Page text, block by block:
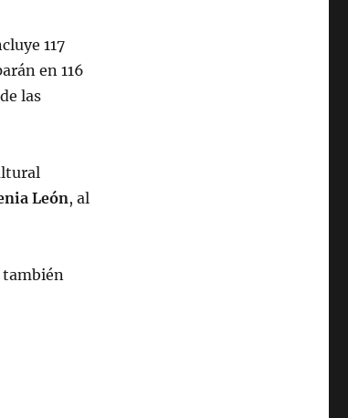
117
en 116
las
León, al
también